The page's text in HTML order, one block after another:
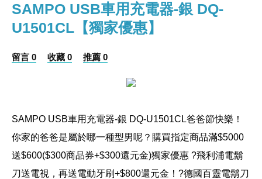
SAMPO USB車用充電器-銀 DQ-
U1501CL【獨家優惠】
留言 0 收藏 0 推薦 0
SAMPO USB車用充電器-銀 DQ-U1501CL爸爸節快樂！
你家的爸爸是屬於哪一種型男呢？購買指定商品滿$5000
送$600($300商品券+$300還元金)獨家優惠 ?飛利浦電鬍
刀送電視，再送電動牙刷+$800還元金！?德國百靈電鬍刀